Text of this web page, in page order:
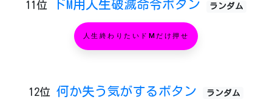
11位 ドM用人生破滅命令ボタン ランダム
人生終わりたいドMだけ押せ
12位 何か失う気がするボタン ランダム